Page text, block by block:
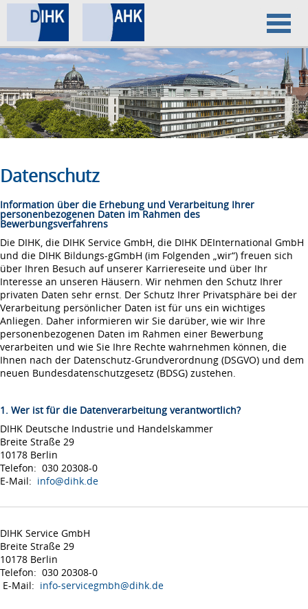
Home
Datenschutz
Impressum
Datenschutz
Information über die Erhebung und Verarbeitung Ihrer
personenbezogenen Daten im Rahmen des
Bewerbungsverfahrens
Die DIHK, die DIHK Service GmbH, die DIHK DEInternational GmbH
und die DIHK Bildungs-gGmbH (im Folgenden „wir“) freuen sich
über Ihren Besuch auf unserer Karriereseite und über Ihr
Interesse an unseren Häusern. Wir nehmen den Schutz Ihrer
privaten Daten sehr ernst. Der Schutz Ihrer Privatsphäre bei der
Verarbeitung persönlicher Daten ist für uns ein wichtiges
Anliegen. Daher informieren wir Sie darüber, wie wir Ihre
personenbezogenen Daten im Rahmen einer Bewerbung
verarbeiten und wie Sie Ihre Rechte wahrnehmen können, die
Ihnen nach der Datenschutz-Grundverordnung (DSGVO) und dem
neuen Bundesdatenschutzgesetz (BDSG) zustehen.
1. Wer ist für die Datenverarbeitung verantwortlich?
DIHK Deutsche Industrie und Handelskammer
Breite Straße 29
10178 Berlin
Telefon: 030 20308-0
E-Mail: info@dihk.de
DIHK Service GmbH
Breite Straße 29
10178 Berlin
Telefon: 030 20308-0
E-Mail: info-servicegmbh@dihk.de